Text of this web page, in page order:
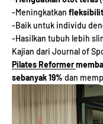
-Meningkatkan
-Baik untuk individu
-Hasilkan tubuh lebih
Kajian dari Journal of
Pilates Reformer
sebanyak 19% dan